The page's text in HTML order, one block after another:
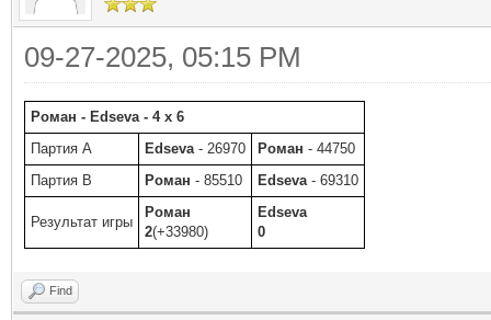
09-27-2025, 05:15 PM
Роман - Edseva - 4 x 6
Партия A
Edseva - 26970 Роман - 44750
Партия B
Роман - 85510 Edseva - 69310
Результат игры
Роман
2(+33980)
Edseva
0
Find